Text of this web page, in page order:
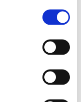
1920 og tilhørende